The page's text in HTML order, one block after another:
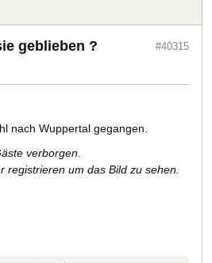
geblieben ? #40315
nach Wuppertal gegangen.
verborgen.
registrieren um das Bild zu sehen.